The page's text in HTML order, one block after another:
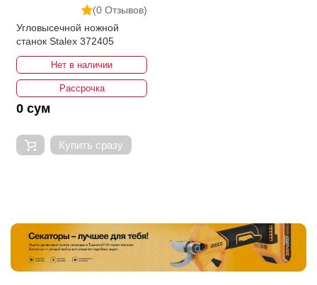
(0 Отзывов)
Угловысечной ножной
станок Stalex 372405
Нет в наличии
Рассрочка
0 сум
Купить сразу